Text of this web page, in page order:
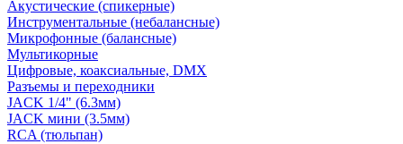
Акустические (спикерные)
Инструментальные (небалансные)
Микрофонные (балансные)
Мультикорные
Цифровые, коаксиальные, DMX
Разъемы и переходники
JACK 1/4" (6.3мм)
JACK мини (3.5мм)
RCA (тюльпан)